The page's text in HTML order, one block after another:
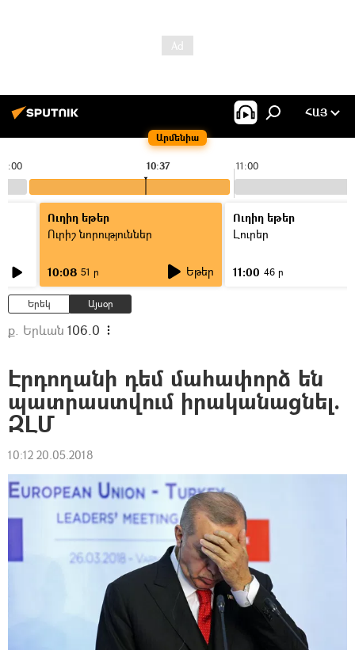
Արմենիա
ՀԱՅ
11:00
10:37
Ուղիղ եթեր
Ուրիշ նորություններ
10:08 51 ր Եթեր
Ուղիղ եթեր
Լուրեր
11:00 46 ր
Երեկ Այսօր
ք. Երևան 106.0
Էրդողանի դեմ մահափորձ են
պատրաստվում իրականացնել.
ԶԼՄ
10:12 20.05.2018